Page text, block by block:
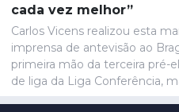
cada vez melhor”
Carlos Vicens realizou esta
imprensa de antevisão ao
primeira mão da terceira pré-
de liga da Liga Conferência,